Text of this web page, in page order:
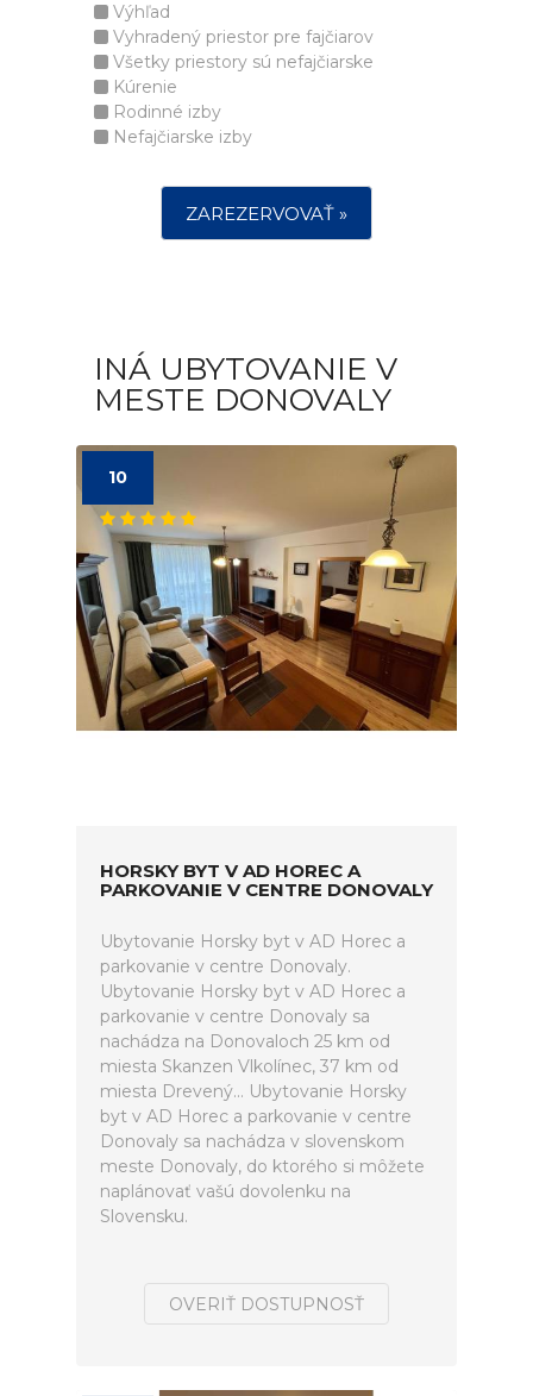
Výhľad
Vyhradený priestor pre fajčiarov
Všetky priestory sú nefajčiarske
Kúrenie
Rodinné izby
Nefajčiarske izby
ZAREZERVOVAŤ »
INÁ UBYTOVANIE V
MESTE DONOVALY
10
HORSKY BYT V AD HOREC A
PARKOVANIE V CENTRE DONOVALY
Ubytovanie Horsky byt v AD Horec a
parkovanie v centre Donovaly.
Ubytovanie Horsky byt v AD Horec a
parkovanie v centre Donovaly sa
nachádza na Donovaloch 25 km od
miesta Skanzen Vlkolínec, 37 km od
miesta Drevený... Ubytovanie Horsky
byt v AD Horec a parkovanie v centre
Donovaly sa nachádza v slovenskom
meste Donovaly, do ktorého si môžete
naplánovať vašú dovolenku na
Slovensku.
OVERIŤ DOSTUPNOSŤ